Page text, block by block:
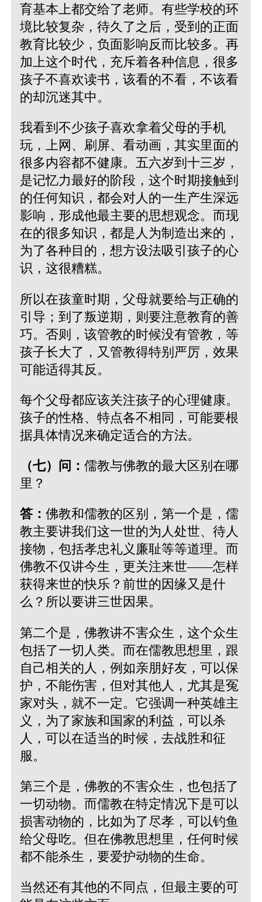
育基本上都交给了老师。有些学校的环
境比较复杂，待久了之后，受到的正面
教育比较少，负面影响反而比较多。再
加上这个时代，充斥着各种信息，很多
孩子不喜欢读书，该看的不看，不该看
的却沉迷其中。
我看到不少孩子喜欢拿着父母的手机
玩，上网、刷屏、看动画，其实里面的
很多内容都不健康。五六岁到十三岁，
是记忆力最好的阶段，这个时期接触到
的任何知识，都会对人的一生产生深远
影响，形成他最主要的思想观念。而现
在的很多知识，都是人为制造出来的，
为了各种目的，想方设法吸引孩子的心
识，这很糟糕。
所以在孩童时期，父母就要给与正确的
引导；到了叛逆期，则要注意教育的善
巧。否则，该管教的时候没有管教，等
孩子长大了，又管教得特别严厉，效果
可能适得其反。
每个父母都应该关注孩子的心理健康。
孩子的性格、特点各不相同，可能要根
据具体情况来确定适合的方法。
（七）问： 儒教与佛教的最大区别在哪
里？
答： 佛教和儒教的区别，第一个是，儒
教主要讲我们这一世的为人处世、待人
接物，包括孝忠礼义廉耻等等道理。而
佛教不仅讲今生，更关注来世——怎样
获得来世的快乐？前世的因缘又是什
么？所以要讲三世因果。
第二个是，佛教讲不害众生，这个众生
包括了一切人类。而在儒教思想里，跟
自己相关的人，例如亲朋好友，可以保
护，不能伤害，但对其他人，尤其是冤
家对头，就不一定。它强调一种英雄主
义，为了家族和国家的利益，可以杀
人，可以在适当的时候，去战胜和征
服。
第三个是，佛教的不害众生，也包括了
一切动物。而儒教在特定情况下是可以
损害动物的，比如为了尽孝，可以钓鱼
给父母吃。但在佛教思想里，任何时候
都不能杀生，要爱护动物的生命。
当然还有其他的不同点，但最主要的可